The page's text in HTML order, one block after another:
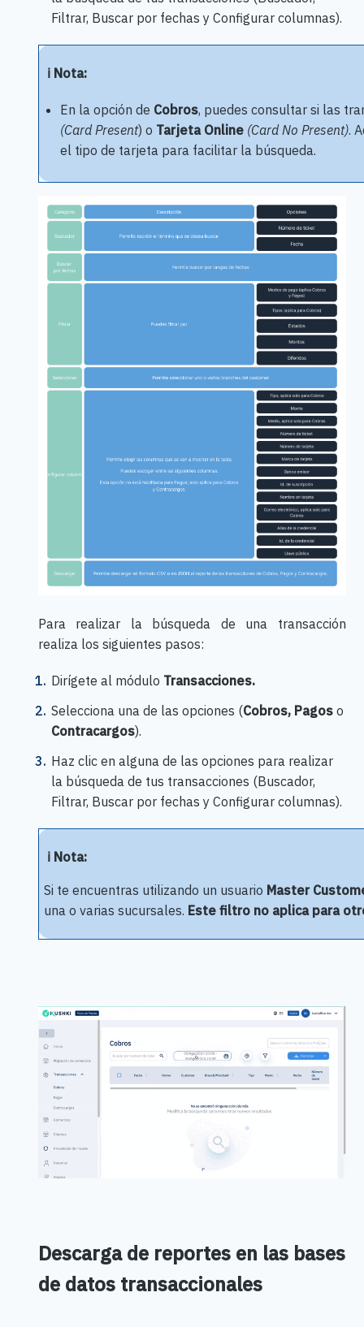
Filtrar, Buscar por fechas y Configurar columnas).
ℹ️ Nota:
En la opción de Cobros, puedes consultar si las
(Card Present) o Tarjeta Online (Card No Present).
el tipo de tarjeta para facilitar la búsqueda.
Para realizar la búsqueda de una transacción
realiza los siguientes pasos:
Dirígete al módulo Transacciones.
Selecciona una de las opciones (Cobros, Pagos o
Contracargos).
Haz clic en alguna de las opciones para realizar
la búsqueda de tus transacciones (Buscador,
Filtrar, Buscar por fechas y Configurar columnas).
ℹ️ Nota:
Si te encuentras utilizando un usuario Master
una o varias sucursales. Este filtro no aplica para
Descarga de reportes en las bases
de datos transaccionales